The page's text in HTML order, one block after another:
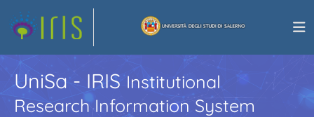
UniSa - IRISInstitutional
Research Information System